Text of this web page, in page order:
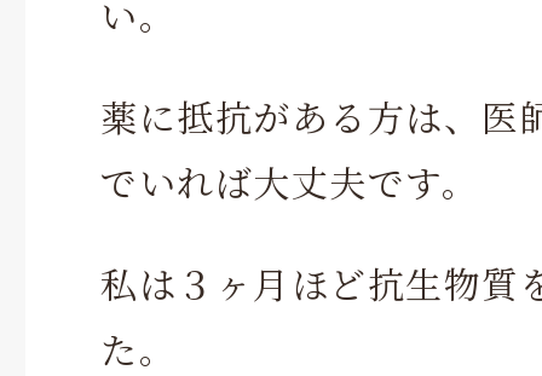
い。
薬に抵抗がある方は、医
でいれば大丈夫です。
私は３ヶ月ほど抗生物質
た。